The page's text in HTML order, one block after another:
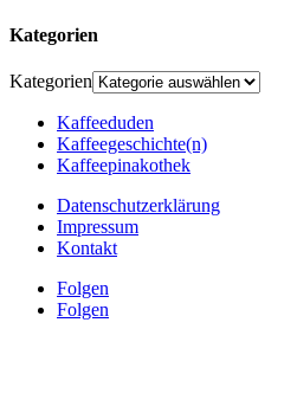
Kategorien
Kategorien
Kaffeeduden
Kaffeegeschichte(n)
Kaffeepinakothek
Datenschutzerklärung
Impressum
Kontakt
Folgen
Folgen